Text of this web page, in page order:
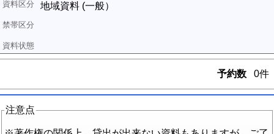
地域資料 (一般）
予約数 0件
注意点